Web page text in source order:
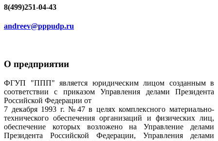
8(499)251-04-43
andreev@pppudp.ru
О предприятии
ФГУП "ППП" является юридическим лицом созданным в
соответствии с приказом Управления делами Президента
Российской Федерации от
7 декабря 1993 г. №47 в целях комплексного материально-
технического обеспечения организаций и физических лиц,
обеспечение которых возложено на Управление делами
Президента Российской Федерации, Управления делами